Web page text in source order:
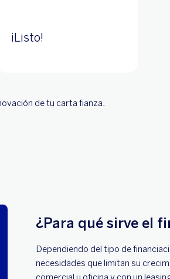
¡Listo!
de tu carta fianza.
¿Para qué sirve el
Dependiendo del tipo de
necesidades que limitan su